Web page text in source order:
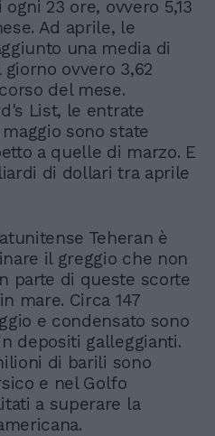
23 ore, ovvero 5,13
Ad aprile, le
una media di
ovvero 3,62
del mese.
List, le entrate
sono state
a quelle di marzo. E
di dollari tra aprile
Teheran è
il greggio che non
parte di queste scorte
mare. Circa 147
e condensato sono
depositi galleggianti.
di barili sono
e nel Golfo
a superare la